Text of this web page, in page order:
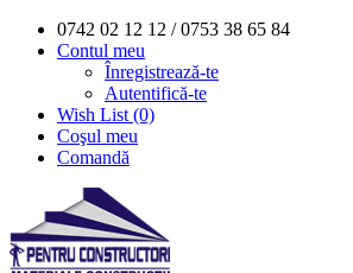
0742 02 12 12 / 0753 38 65 84
Contul meu
Înregistrează-te
Autentifică-te
Wish List (0)
Coşul meu
Comandă